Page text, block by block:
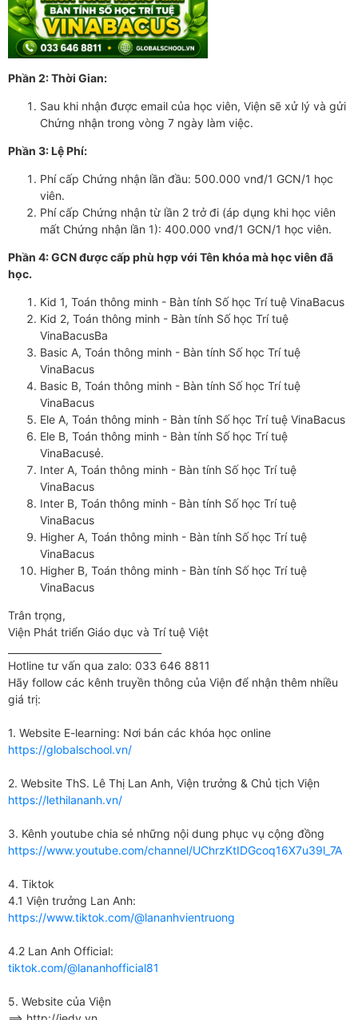
Phần 2: Thời Gian:
Sau khi nhận được email của học viên, Viện sẽ xử lý và gửi
Chứng nhận trong vòng 7 ngày làm việc.
Phần 3: Lệ Phí:
Phí cấp Chứng nhận lần đầu: 500.000 vnđ/1 GCN/1 học
viên.
Phí cấp Chứng nhận từ lần 2 trở đi (áp dụng khi học viên
mất Chứng nhận lần 1): 400.000 vnđ/1 GCN/1 học viên.
Phần 4: GCN được cấp phù hợp với Tên khóa mà học viên đã
học.
Kid 1, Toán thông minh - Bàn tính Số học Trí tuệ VinaBacus
Kid 2, Toán thông minh - Bàn tính Số học Trí tuệ
VinaBacusBa
Basic A, Toán thông minh - Bàn tính Số học Trí tuệ
VinaBacus
Basic B, Toán thông minh - Bàn tính Số học Trí tuệ
VinaBacus
Ele A, Toán thông minh - Bàn tính Số học Trí tuệ VinaBacus
Ele B, Toán thông minh - Bàn tính Số học Trí tuệ
VinaBacusẻ.
Inter A, Toán thông minh - Bàn tính Số học Trí tuệ
VinaBacus
Inter B, Toán thông minh - Bàn tính Số học Trí tuệ
VinaBacus
Higher A, Toán thông minh - Bàn tính Số học Trí tuệ
VinaBacus
Higher B, Toán thông minh - Bàn tính Số học Trí tuệ
VinaBacus
Trân trọng,
Viện Phát triển Giáo dục và Trí tuệ Việt
Hotline tư vấn qua zalo: 033 646 8811
Hãy follow các kênh truyền thông của Viện để nhận thêm nhiều
giá trị:
1. Website E-learning: Nơi bán các khóa học online
https://globalschool.vn/
2. Website ThS. Lê Thị Lan Anh, Viện trưởng & Chủ tịch Viện
https://lethilananh.vn/
3. Kênh youtube chia sẻ những nội dung phục vụ cộng đồng
https://www.youtube.com/channel/UChrzKtIDGcoq16X7u39l_ 7A
4. Tiktok
4.1 Viện trưởng Lan Anh:
https://www.tiktok.com/@lananhvientruong
4.2 Lan Anh Official:
tiktok.com/@lananhofficial81
5. Website của Viện